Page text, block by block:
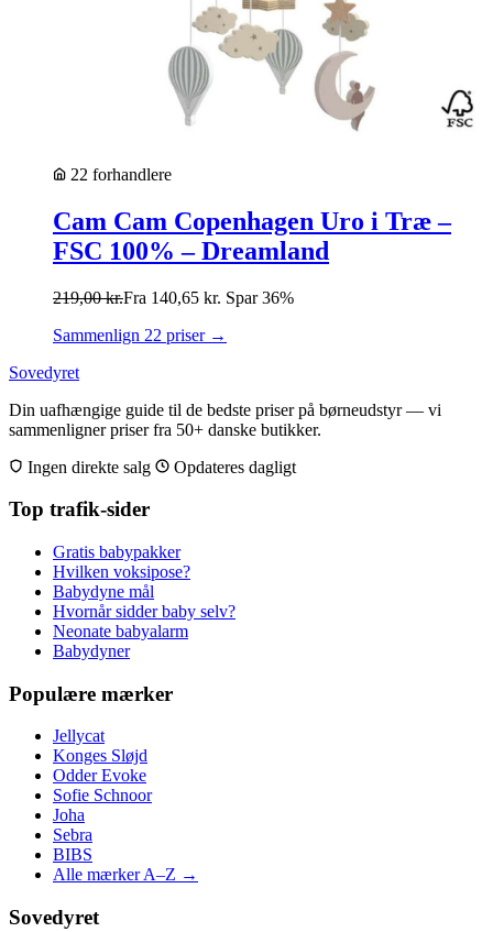
22 forhandlere
Cam Cam Copenhagen Uro i Træ –
FSC 100% – Dreamland
219,00kr.Fra 140,65 kr. Spar 36%
Sammenlign 22 priser →
Sovedyret
Din uafhængige guide til de bedste priser på børneudstyr — vi
sammenligner priser fra 50+ danske butikker.
Ingen direkte salg
Opdateres dagligt
Top trafik-sider
Gratis babypakker
Hvilken voksipose?
Babydyne mål
Hvornår sidder baby selv?
Neonate babyalarm
Babydyner
Populære mærker
Jellycat
Konges Sløjd
Odder Evoke
Sofie Schnoor
Joha
Sebra
BIBS
Alle mærker A–Z →
Sovedyret